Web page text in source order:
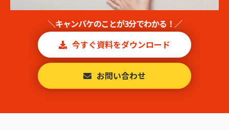
＼キャンパケのことが3分でわかる！／
今すぐ資料をダウンロード
お問い合わせ